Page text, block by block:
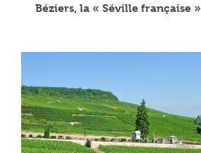
Béziers, la « Séville française »